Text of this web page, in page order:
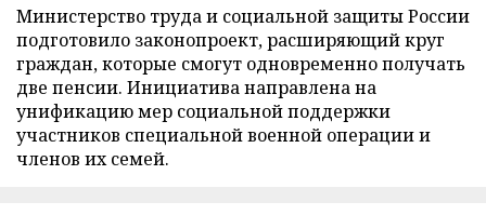
Министерство труда и социальной защиты России
подготовило законопроект, расширяющий круг
граждан, которые смогут одновременно получать
две пенсии. Инициатива направлена на
унификацию мер социальной поддержки
участников специальной военной операции и
членов их семей.